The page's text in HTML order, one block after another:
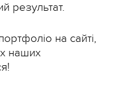
результат.
на сайті,
наших